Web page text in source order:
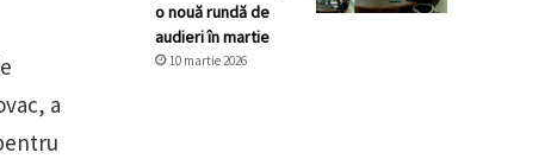
a
o nouă rundă de
audieri în martie
10 martie 2026